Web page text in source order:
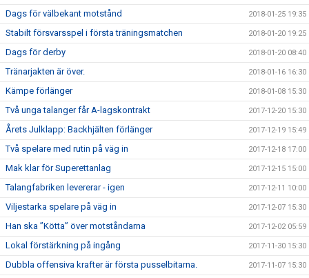
Dags för välbekant motstånd 2018-01-25 19:35
Stabilt försvarsspel i första träningsmatchen 2018-01-20 19:25
Dags för derby 2018-01-20 08:40
Tränarjakten är över. 2018-01-16 16:30
Kämpe förlänger 2018-01-08 15:30
Två unga talanger får A-lagskontrakt 2017-12-20 15:30
Årets Julklapp: Backhjälten förlänger 2017-12-19 15:49
Två spelare med rutin på väg in 2017-12-18 17:00
Mak klar för Superettanlag 2017-12-15 15:00
Talangfabriken levererar - igen 2017-12-11 10:00
Viljestarka spelare på väg in 2017-12-07 15:30
Han ska ”Kötta” över motståndarna 2017-12-02 05:59
Lokal förstärkning på ingång 2017-11-30 15:30
Dubbla offensiva krafter är första pusselbitarna. 2017-11-07 15:30